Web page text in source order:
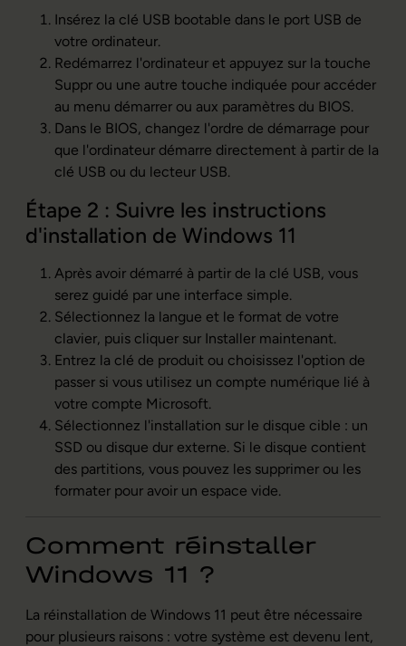
Insérez la clé USB bootable dans le port USB de
votre ordinateur.
Redémarrez l'ordinateur et appuyez sur la touche
Suppr ou une autre touche indiquée pour accéder
au menu démarrer ou aux paramètres du BIOS.
Dans le BIOS, changez l'ordre de démarrage pour
que l'ordinateur démarre directement à partir de la
clé USB ou du lecteur USB.
Étape 2 : Suivre les instructions
d'installation de Windows 11
Après avoir démarré à partir de la clé USB, vous
serez guidé par une interface simple.
Sélectionnez la langue et le format de votre
clavier, puis cliquer sur Installer maintenant.
Entrez la clé de produit ou choisissez l'option de
passer si vous utilisez un compte numérique lié à
votre compte Microsoft.
Sélectionnez l'installation sur le disque cible : un
SSD ou disque dur externe. Si le disque contient
des partitions, vous pouvez les supprimer ou les
formater pour avoir un espace vide.
Comment réinstaller
Windows 11 ?
La réinstallation de Windows 11 peut être nécessaire
pour plusieurs raisons : votre système est devenu lent,